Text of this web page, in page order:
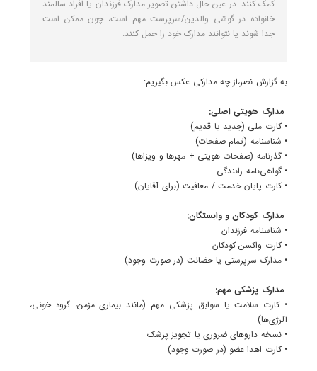
کمک کنند. در عین حال داشتن تصویر مدارک فرزندان یا افراد سالمند
خانواده در گوشی والدین/سرپرست مهم است، چون ممکن است
جدا شوند یا نتوانند مدارک خود را حمل کنند.
به گزارش نصر،از چه مدارکی عکس بگیریم:
مدارک هویتی اصلی:
• کارت ملی (جدید یا قدیم)
• شناسنامه (تمام صفحات)
• گذرنامه (صفحات هویتی + مهرها و ویزاها)
• گواهی‌نامه رانندگی
• کارت پایان خدمت / معافیت (برای آقایان)
مدارک کودکان و وابستگان:
• شناسنامه فرزندان
• کارت واکسن کودکان
• مدارک سرپرستی یا حضانت (در صورت وجود)
مدارک پزشکی مهم:
• کارت سلامت یا سوابق پزشکی مهم (مانند بیماری مزمن، گروه خونی،
آلرژی‌ها)
• نسخه داروهای ضروری یا تجویز پزشک
• کارت اهدا عضو (در صورت وجود)